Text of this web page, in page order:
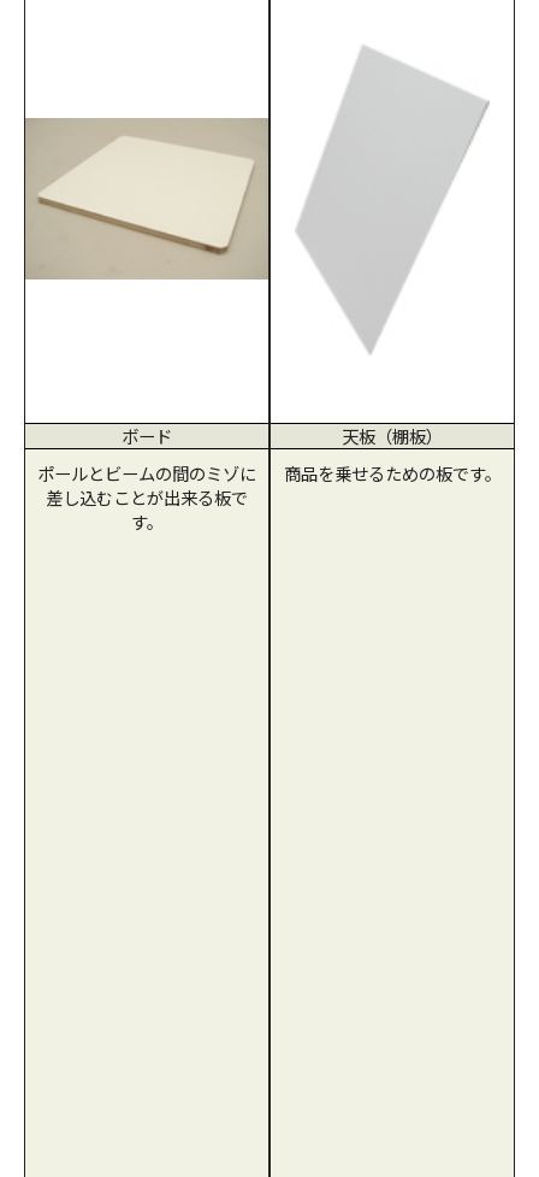
ボード
ポールとビームの間のミゾに
差し込むことが出来る板で
す。
天板（棚板）
商品を乗せるための板です。